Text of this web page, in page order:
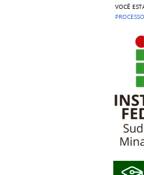
VOCÊ